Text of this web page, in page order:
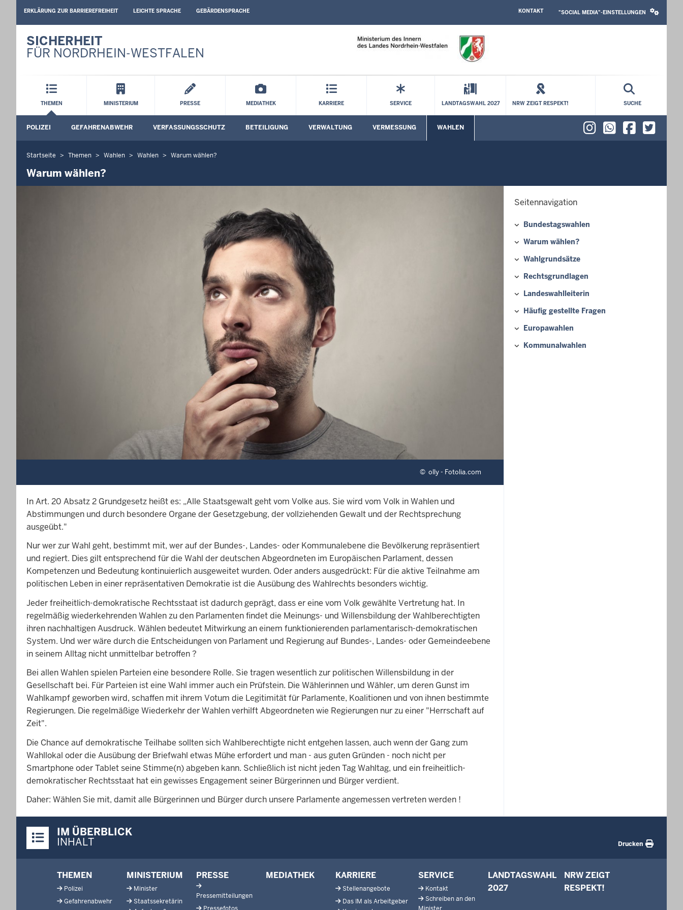
SPRACHEN
ERKLÄRUNG ZUR BARRIEREFREIHEIT LEICHTE SPRACHE GEBÄRDENSPRACHE
TOPKONTAKT
MEDIA
"SOCIAL MEDIA"-EINSTELLUNGEN
SICHERHEIT
FÜR NORDRHEIN-WESTFALEN
Hauptmenü
THEMEN MINISTERIUM PRESSE MEDIATHEK KARRIERE SERVICE LANDTAGSWAHL 2027 NRW ZEIGT RESPEKT! SUCHE
POLIZEI GEFAHRENABWEHR VERFASSUNGSSCHUTZ BETEILIGUNG VERWALTUNG VERMESSUNG WAHLEN InstagramX
Sie
befinden
Startseite Themen Wahlen Wahlen Warum wählen?
Warum wählen?
© olly - Fotolia.com
In Art. 20 Absatz 2 Grundgesetz heißt es: „Alle Staatsgewalt geht vom Volke aus. Sie wird vom Volk in Wahlen und
Abstimmungen und durch besondere Organe der Gesetzgebung, der vollziehenden Gewalt und der Rechtsprechung
ausgeübt."
Nur wer zur Wahl geht, bestimmt mit, wer auf der Bundes-, Landes- oder Kommunalebene die Bevölkerung repräsentiert
und regiert. Dies gilt entsprechend für die Wahl der deutschen Abgeordneten im Europäischen Parlament, dessen
Kompetenzen und Bedeutung kontinuierlich ausgeweitet wurden. Oder anders ausgedrückt: Für die aktive Teilnahme am
politischen Leben in einer repräsentativen Demokratie ist die Ausübung des Wahlrechts besonders wichtig.
Jeder freiheitlich-demokratische Rechtsstaat ist dadurch geprägt, dass er eine vom Volk gewählte Vertretung hat. In
regelmäßig wiederkehrenden Wahlen zu den Parlamenten findet die Meinungs- und Willensbildung der Wahlberechtigten
ihren nachhaltigen Ausdruck. Wählen bedeutet Mitwirkung an einem funktionierenden parlamentarisch-demokratischen
System. Und wer wäre durch die Entscheidungen von Parlament und Regierung auf Bundes-, Landes- oder Gemeindeebene
in seinem Alltag nicht unmittelbar betroffen ?
Bei allen Wahlen spielen Parteien eine besondere Rolle. Sie tragen wesentlich zur politischen Willensbildung in der
Gesellschaft bei. Für Parteien ist eine Wahl immer auch ein Prüfstein. Die Wählerinnen und Wähler, um deren Gunst im
Wahlkampf geworben wird, schaffen mit ihrem Votum die Legitimität für Parlamente, Koalitionen und von ihnen bestimmte
Regierungen. Die regelmäßige Wiederkehr der Wahlen verhilft Abgeordneten wie Regierungen nur zu einer "Herrschaft auf
Zeit".
Die Chance auf demokratische Teilhabe sollten sich Wahlberechtigte nicht entgehen lassen, auch wenn der Gang zum
Wahllokal oder die Ausübung der Briefwahl etwas Mühe erfordert und man - aus guten Gründen - noch nicht per
Smartphone oder Tablet seine Stimme(n) abgeben kann. Schließlich ist nicht jeden Tag Wahltag, und ein freiheitlich-
demokratischer Rechtsstaat hat ein gewisses Engagement seiner Bürgerinnen und Bürger verdient.
Daher: Wählen Sie mit, damit alle Bürgerinnen und Bürger durch unsere Parlamente angemessen vertreten werden !
Seitennavigation
Bundestagswahlen
Warum wählen?
Wahlgrundsätze
Rechtsgrundlagen
Landeswahlleiterin
Häufig gestellte Fragen
Europawahlen
Kommunalwahlen
Inhalte
IM ÜBERBLICK
INHALT Drucken
THEMEN
Polizei
Gefahrenabwehr
MINISTERIUM
Minister
Staatssekretärin
PRESSE
Pressemitteilungen
MEDIATHEK KARRIERE
Stellenangebote
Das IM als Arbeitgeber
SERVICE
Kontakt
Schreiben an den
LANDTAGSWAHL
2027
NRW ZEIGT
RESPEKT!